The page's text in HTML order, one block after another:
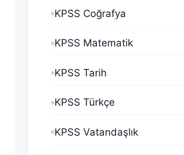
KPSS Coğrafya
KPSS Matematik
KPSS Tarih
KPSS Türkçe
KPSS Vatandaşlık